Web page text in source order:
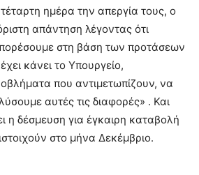
ημέρα την απεργία τους, ο
απάντηση λέγοντας ότι
στη βάση των προτάσεων
κάνει το Υπουργείο,
που αντιμετωπίζουν, να
αυτές τις διαφορές» . Και
η δέσμευση για έγκαιρη καταβολή
στο μήνα Δεκέμβριο.